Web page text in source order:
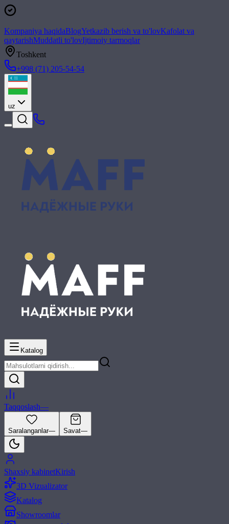
Kompaniya haqidaBlogYetkazib berish va to'lovKafolat va
qaytarishMuddatli to'lovIjtimoiy tarmoqlar
Toshkent
+998 (71) 205-54-54
uz
Katalog
Taqqoslash—
Saralanganlar— Savat—
Shaxsiy kabinetKirish
3D Vizualizator
Katalog
Showroomlar